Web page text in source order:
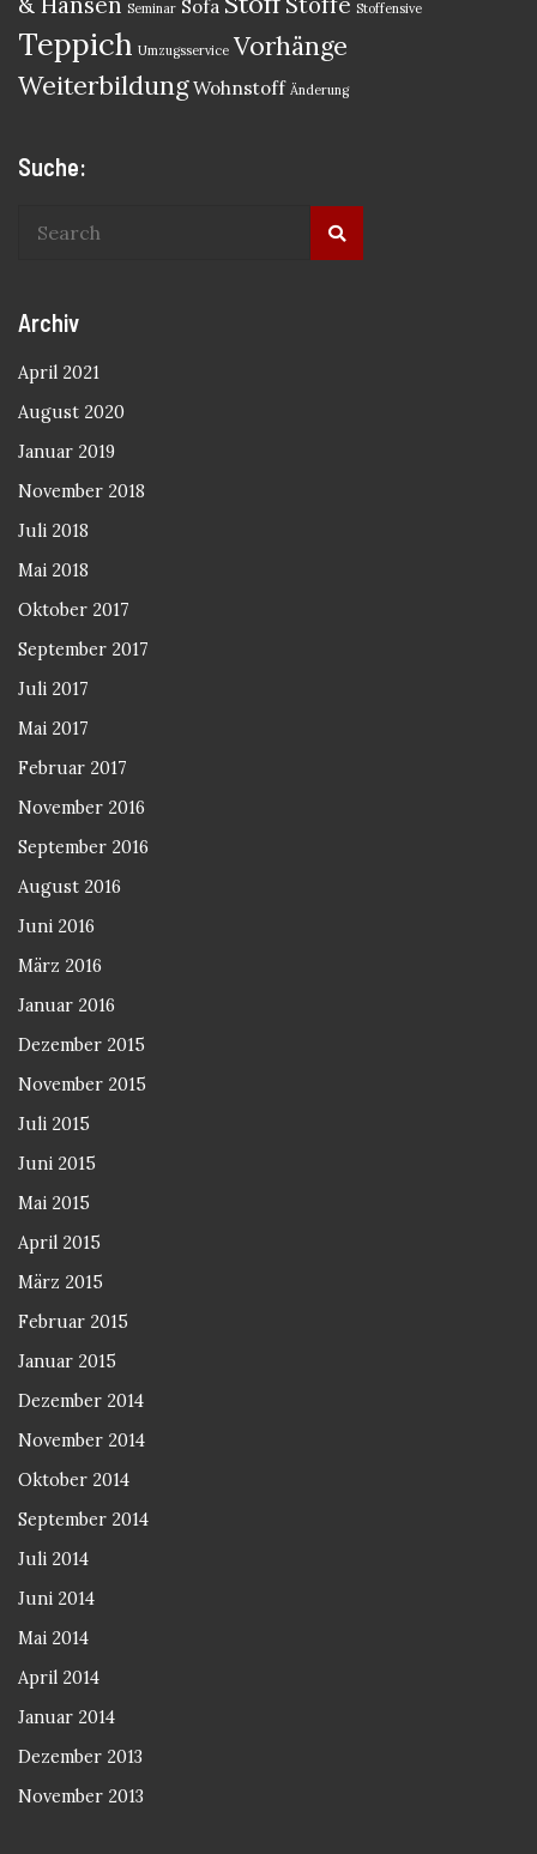
Seminar Sofa Stoffensive
Teppich Umzugsservice Vorhänge
Weiterbildung Wohnstoff Änderung
Suche:
Archiv
April 2021
August 2020
Januar 2019
November 2018
Juli 2018
Mai 2018
Oktober 2017
September 2017
Juli 2017
Mai 2017
Februar 2017
November 2016
September 2016
August 2016
Juni 2016
März 2016
Januar 2016
Dezember 2015
November 2015
Juli 2015
Juni 2015
Mai 2015
April 2015
März 2015
Februar 2015
Januar 2015
Dezember 2014
November 2014
Oktober 2014
September 2014
Juli 2014
Juni 2014
Mai 2014
April 2014
Januar 2014
Dezember 2013
November 2013